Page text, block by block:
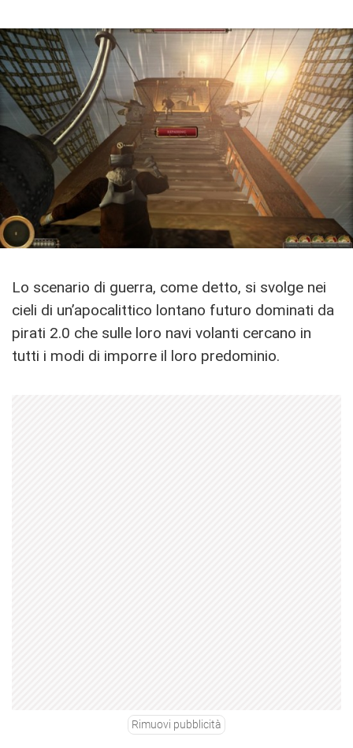
Lo scenario di guerra, come detto, si svolge nei
cieli di un’apocalittico lontano futuro dominati da
pirati 2.0 che sulle loro navi volanti cercano in
tutti i modi di imporre il loro predominio.
Rimuovi pubblicità